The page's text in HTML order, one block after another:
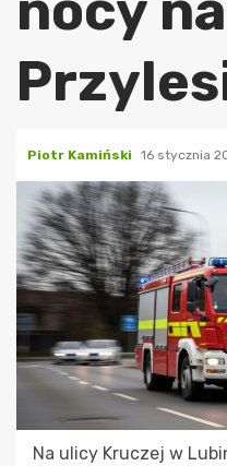
Piotr Kamiński 16 stycznia
Na ulicy Kruczej w